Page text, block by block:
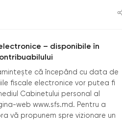
– disponibile în
că începând cu data de
fiscale electronice vor putea fi
Cabinetului personal al
web www.sfs.md. Pentru a
vă propunem spre vizionare un